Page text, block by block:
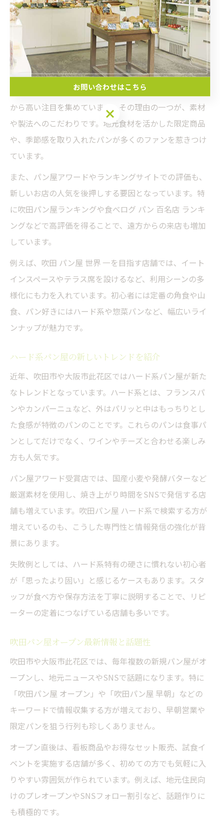
気になる吹田エリア新進パン屋の
新進気鋭パン屋が吹田で注目される理由
吹田市では新進気鋭のパン屋が続々と登場し、地元住民
から高い注目を集めています。その理由の一つが、素材
や製法へのこだわりです。地元食材を活かした限定商品
や、季節感を取り入れたパンが多くのファンを惹きつけ
ています。
また、パン屋アワードやランキングサイトでの評価も、
新しいお店の人気を後押しする要因となっています。特
に吹田パン屋ランキングや食べログ パン 百名店 ランキ
ングなどで高評価を得ることで、遠方からの来店も増加
しています。
例えば、吹田 パン屋 世界 一を目指す店舗では、イート
インスペースやテラス席を設けるなど、利用シーンの多
様化にも力を入れています。初心者には定番の角食や山
食、パン好きにはハード系や惣菜パンなど、幅広いライ
ンナップが魅力です。
ハード系パン屋の新しいトレンドを紹介
近年、吹田市や大阪市此花区ではハード系パン屋が新た
なトレンドとなっています。ハード系とは、フランスパ
ンやカンパーニュなど、外はパリッと中はもっちりとし
た食感が特徴のパンのことです。これらのパンは食事パ
ンとしてだけでなく、ワインやチーズと合わせる楽しみ
方も人気です。
パン屋アワード受賞店では、国産小麦や発酵バターなど
厳選素材を使用し、焼き上がり時間をSNSで発信する店
舗も増えています。吹田パン屋 ハード系で検索する方が
増えているのも、こうした専門性と情報発信の強化が背
景にあります。
失敗例としては、ハード系特有の硬さに慣れない初心者
が「思ったより固い」と感じるケースもあります。スタ
ッフが食べ方や保存方法を丁寧に説明することで、リピ
ーターの定着につなげている店舗も多いです。
吹田パン屋オープン最新情報と話題性
吹田市や大阪市此花区では、毎年複数の新規パン屋がオ
ープンし、地元ニュースやSNSで話題になります。特に
「吹田パン屋 オープン」や「吹田パン屋 早朝」などの
キーワードで情報収集する方が増えており、早朝営業や
限定パンを狙う行列も珍しくありません。
オープン直後は、看板商品やお得なセット販売、試食イ
ベントを実施する店舗が多く、初めての方でも気軽に入
りやすい雰囲気が作られています。例えば、地元住民向
けのプレオープンやSNSフォロー割引など、話題作りに
も積極的です。
お問い合わせはこちら
お問い合わせはこちら